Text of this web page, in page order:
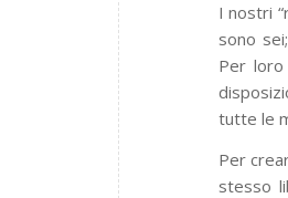
I nostri
sono
Per
tutte le
Per
stesso